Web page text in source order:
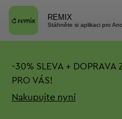
REMIX
Stáhněte si aplikaci pro
-30% SLEVA + DOPRAVA
PRO VÁS!
Nakupujte nyní